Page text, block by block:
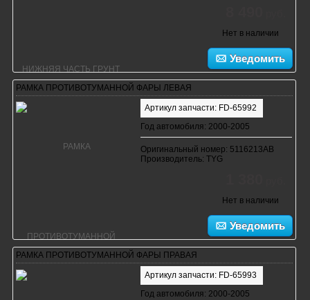
Нет в наличии
Уведомить
РАМКА ПРОТИВОТУМАННОЙ ФАРЫ ЛЕВАЯ
Артикул запчасти: FD-65992
Год автомобиля: 2000-2005
Оригинальный номер: 5116213AB
Производитель: TYG
Нет в наличии
Уведомить
РАМКА ПРОТИВОТУМАННОЙ ФАРЫ ПРАВАЯ
Артикул запчасти: FD-65993
Год автомобиля: 2000-2005